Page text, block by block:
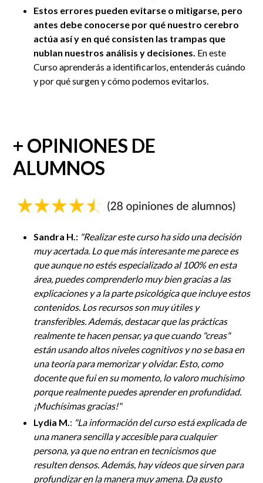
Estos errores pueden evitarse o mitigarse, pero
antes debe conocerse por qué nuestro cerebro
actúa así y en qué consisten las trampas que
nublan nuestros análisis y decisiones. En este
Curso aprenderás a identificarlos, entenderás cuándo
y por qué surgen y cómo podemos evitarlos.
+ OPINIONES DE
ALUMNOS
Sandra H.: "Realizar este curso ha sido una decisión
muy acertada. Lo que más interesante me parece es
que aunque no estés especializado al 100% en esta
área, puedes comprenderlo muy bien gracias a las
explicaciones y a la parte psicológica que incluye estos
contenidos. Los recursos son muy útiles y
transferibles. Además, destacar que las prácticas
realmente te hacen pensar, ya que cuando "creas"
están usando altos niveles cognitivos y no se basa en
una teoría para memorizar y olvidar. Esto, como
docente que fui en su momento, lo valoro muchísimo
porque realmente puedes aprender en profundidad.
¡Muchísimas gracias!"
Lydia M.: "La información del curso está explicada de
una manera sencilla y accesible para cualquier
persona, ya que no entran en tecnicismos que
resulten densos. Además, hay vídeos que sirven para
profundizar en la manera muy amena. Da gusto